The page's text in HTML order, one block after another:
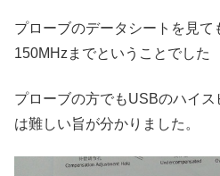
プローブのデータシートを見て
150MHzまでということでした
プローブの方でもUSBのハイ
は難しい旨が分かりました。